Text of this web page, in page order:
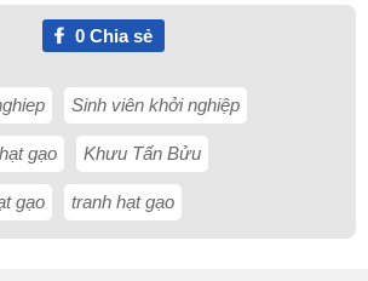
0Chia sẻ
Sinh viên khởi nghiệp
gạo Khưu Tấn Bửu
gạo tranh hạt gạo